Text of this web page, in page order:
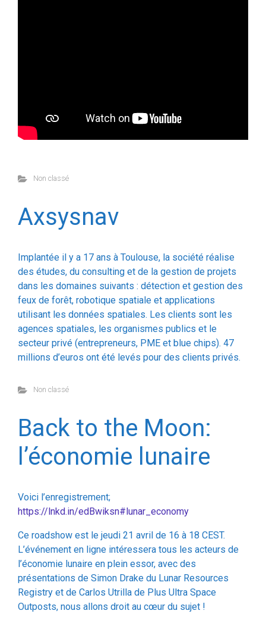
Axsysnav
Implantée il y a 17 ans à Toulouse, la société réalise
dans les domaines suivants : détection et gestion des
feux de forêt, robotique spatiale et applications
utilisant les données spatiales. Les clients sont les
agences spatiales, les organismes publics et le
secteur privé (entrepreneurs, PME et blue chips). 47
millions d’euros ont été levés pour des clients privés.
Non classé
Back to the Moon:
l’économie lunaire
Voici l’enregistrement;
Ce roadshow est le jeudi 21 avril de 16 à 18 CEST.
L’événement en ligne intéressera tous les acteurs de
l’économie lunaire en plein essor, avec des
présentations de Simon Drake du Lunar Resources
Registry et de Carlos Utrilla de Plus Ultra Space
Outposts, nous allons droit au cœur du sujet !